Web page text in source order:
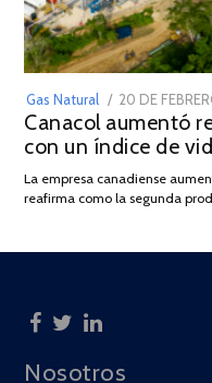
Gas Natural
POSTED
ON
20 DE
Canacol aumentó
con un índice de
La empresa canadiense
reafirma como la segunda
Nosotros